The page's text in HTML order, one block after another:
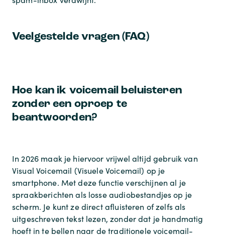
Veelgestelde vragen (FAQ)
Hoe kan ik voicemail beluisteren
zonder een oproep te
beantwoorden?
In 2026 maak je hiervoor vrijwel altijd gebruik van
Visual Voicemail (Visuele Voicemail) op je
smartphone. Met deze functie verschijnen al je
spraakberichten als losse audiobestandjes op je
scherm. Je kunt ze direct afluisteren of zelfs als
uitgeschreven tekst lezen, zonder dat je handmatig
hoeft in te bellen naar de traditionele voicemail-